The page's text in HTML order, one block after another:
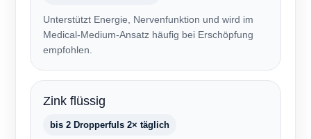
Unterstützt Energie, Nervenfunktion und wird im
Medical-Medium-Ansatz häufig bei Erschöpfung
empfohlen.
Zink flüssig
bis 2 Dropperfuls 2× täglich